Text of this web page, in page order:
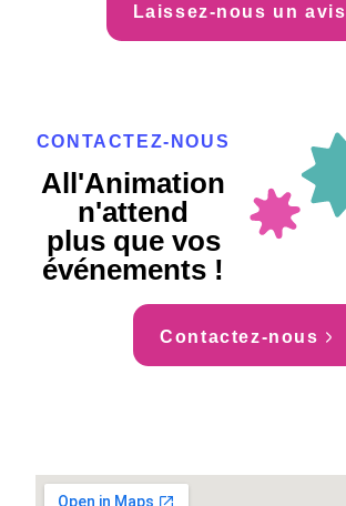
Laissez-nous un avis
CONTACTEZ-NOUS
All'Animation
n'attend
plus que vos
événements !
Contactez-nous